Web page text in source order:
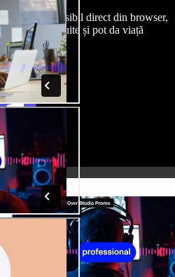
cu totul accesibil direct din browser,
limitele obișnuite și pot da viață